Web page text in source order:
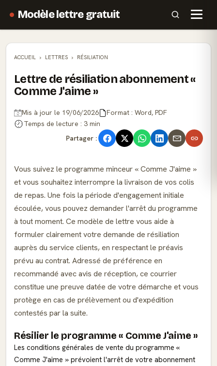
Modèle lettre gratuit
ACCUEIL LETTRES RÉSILIATION
Lettre de résiliation abonnement «
Comme J'aime »
Mis à jour le 19/06/2026
Format : Word, PDF
Temps de lecture : 3 min
Partager :
Vous suivez le programme minceur « Comme J'aime »
et vous souhaitez interrompre la livraison de vos colis
de repas. Une fois la période d'engagement initiale
écoulée, vous pouvez demander l'arrêt du programme
à tout moment. Ce modèle de lettre vous aide à
formuler clairement votre demande de résiliation
auprès du service clients, en respectant le préavis
prévu au contrat. Adressé de préférence en
recommandé avec avis de réception, ce courrier
constitue une preuve datée de votre démarche et vous
protège en cas de prélèvement ou d'expédition
contestés par la suite.
Résilier le programme « Comme J'aime »
Les conditions générales de vente du programme «
Comme J'aime » prévoient l'arrêt de votre abonnement